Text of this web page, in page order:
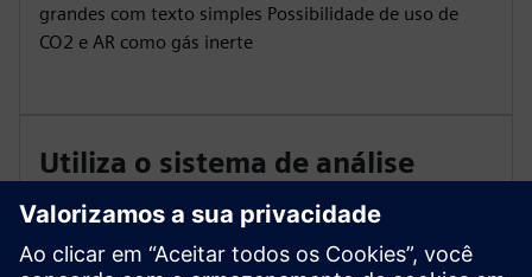
grandes com texto simples Possibilidade de uso de
CO2 e AR como gás inerte
Utiliza o sistema de análise
CALOMAT 6
Determina continuamente H2 e He em misturas de